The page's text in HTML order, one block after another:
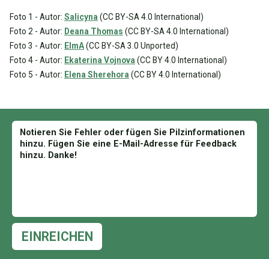
Foto 1 - Autor: Salicyna (CC BY-SA 4.0 International)
Foto 2 - Autor: Deana Thomas (CC BY-SA 4.0 International)
Foto 3 - Autor: ElmA(CC BY-SA 3.0 Unported)
Foto 4 - Autor: Ekaterina Vojnova (CC BY 4.0 International)
Foto 5 - Autor: Elena Sherehora (CC BY 4.0 International)
EINREICHEN